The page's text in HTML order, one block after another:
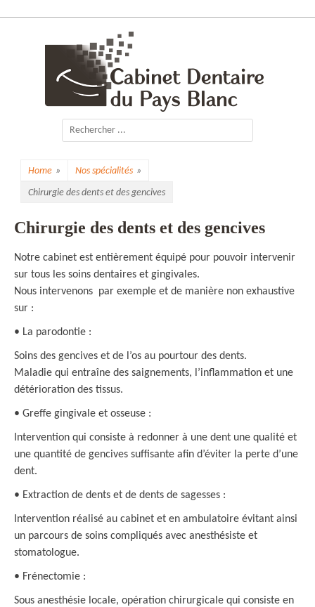
du Pays Blanc
Search
for:
Home » Nos spécialités »
Chirurgie des dents et des gencives
Chirurgie des dents et des gencives
Notre cabinet est entièrement équipé pour pouvoir intervenir
sur tous les soins dentaires et gingivales.
Nous intervenons par exemple et de manière non exhaustive
sur :
• La parodontie :
Soins des gencives et de l’os au pourtour des dents.
Maladie qui entraîne des saignements, l’inflammation et une
détérioration des tissus.
• Greffe gingivale et osseuse :
Intervention qui consiste à redonner à une dent une qualité et
une quantité de gencives suffisante afin d’éviter la perte d’une
dent.
• Extraction de dents et de dents de sagesses :
Intervention réalisé au cabinet et en ambulatoire évitant ainsi
un parcours de soins compliqués avec anesthésiste et
stomatologue.
• Frénectomie :
Sous anesthésie locale, opération chirurgicale qui consiste en